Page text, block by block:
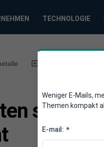
TECHNOLOGIE
Weniger E-Mails,
Themen kompakt
E-mail: *